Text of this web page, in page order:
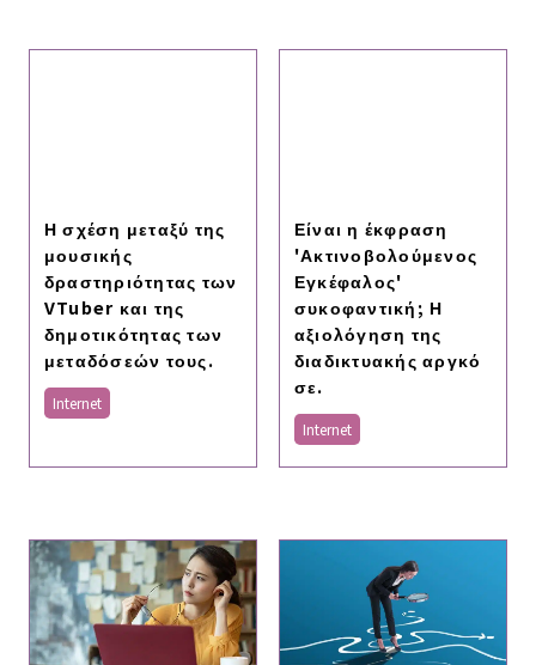
Η σχέση μεταξύ της
μουσικής
δραστηριότητας των
VTuber και της
δημοτικότητας των
μεταδόσεών τους.
Internet
Είναι η έκφραση
'Ακτινοβολούμενος
Εγκέφαλος'
συκοφαντική; Η
αξιολόγηση της
διαδικτυακής αργκό
σε.
Internet